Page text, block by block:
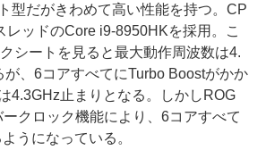
型だがきわめて高い性能を持つ。CP
レッドのCore i9-8950HKを採用。こ
シートを見ると最大動作周波数は4.
、6コアすべてにTurbo Boostがかか
4.3GHz止まりとなる。しかしROG
クロック機能により、6コアすべて
うになっている。